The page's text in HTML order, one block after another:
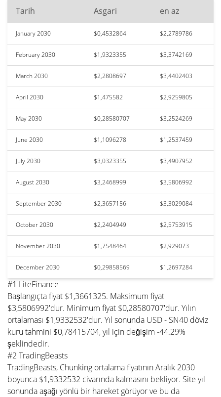
Tarih Asgari en az
January 2030 $0,4532864 $2,2789786
February 2030 $1,9323355 $3,3742169
March 2030 $2,2808697 $3,4402403
April 2030 $1,475582 $2,9259805
May 2030 $0,28580707 $3,2524269
June 2030 $1,1096278 $1,2537459
July 2030 $3,0323355 $3,4907952
August 2030 $3,2468999 $3,5806992
September 2030 $2,3657156 $3,3029084
October 2030 $2,2404949 $2,5753915
November 2030 $1,7548464 $2,929073
December 2030 $0,29858569 $1,2697284
#1 LiteFinance
Başlangıçta fiyat $1,3661325. Maksimum fiyat
$3,5806992'dur. Minimum fiyat $0,28580707'dur. Yılın
ortalaması $1,9332532'dur. Yıl sonunda USD - SN40 döviz
kuru tahmini $0,78415704, yıl için değişim -44.29%
şeklindedir.
#2 TradingBeasts
TradingBeasts, Chunking ortalama fiyatının Aralık 2030
boyunca $1,9332532 civarında kalmasını bekliyor. Site yıl
sonunda aşağı yönlü bir hareket görüyor ve bu da